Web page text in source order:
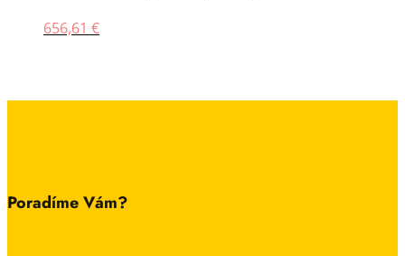
656,61 €
Poradíme Vám?